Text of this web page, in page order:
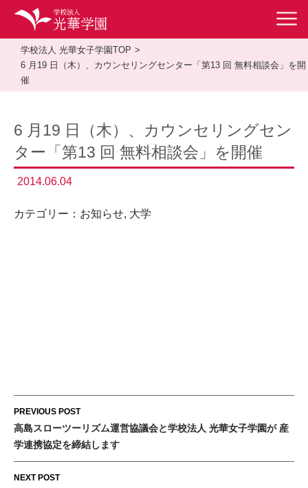
学校法人 光華女子学園TOP
6 月19 日（木）、カウンセリングセンター「第13 回 無料相談会」を開
催
6 月19 日（木）、カウンセリングセン
ター「第13 回 無料相談会」を開催
2014.06.04
カテゴリー： お知らせ, 大学
Post
navigation
PREVIOUS POST
高島スローツーリズム運営協議会と学校法人 光華女子学園が 産
学連携協定を締結します
NEXT POST